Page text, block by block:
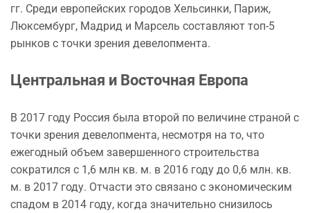
гг. Среди европейских городов Хельсинки, Париж,
Люксембург, Мадрид и Марсель составляют топ-5
рынков с точки зрения девелопмента.
Центральная и Восточная Европа
В 2017 году Россия была второй по величине страной с
точки зрения девелопмента, несмотря на то, что
ежегодный объем завершенного строительства
сократился с 1,6 млн кв. м. в 2016 году до 0,6 млн. кв.
м. в 2017 году. Отчасти это связано с экономическим
спадом в 2014 году, когда значительно снизилось